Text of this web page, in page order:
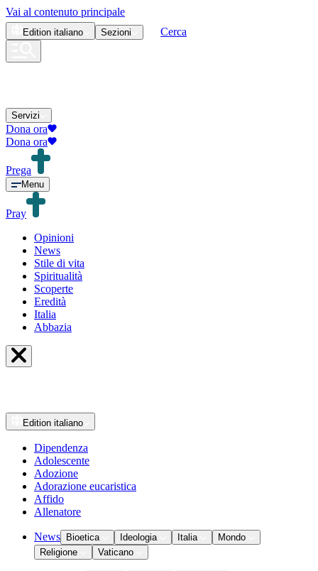
Vai al contenuto principale
Edition italiano Sezioni Cerca
Servizi
Dona ora
Dona ora
Prega
Menu
Pray
Opinioni
News
Stile di vita
Spiritualità
Scoperte
Eredità
Italia
Abbazia
Edition italiano
Dipendenza
Adolescente
Adozione
Adorazione eucaristica
Affido
Allenatore
News Bioetica Ideologia Italia
Mondo
Religione
Vaticano